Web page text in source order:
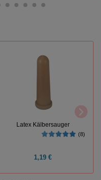
Latex Kälbersauger
(8)
1,19 €